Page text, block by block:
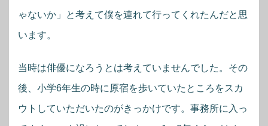
ゃないか」と考えて僕を連れて行ってくれたんだと思
います。
当時は俳優になろうとは考えていませんでした。その
後、小学6年生の時に原宿を歩いていたところをスカ
ウトしていただいたのがきっかけです。事務所に入っ